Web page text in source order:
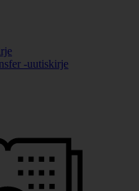
-uutiskirje